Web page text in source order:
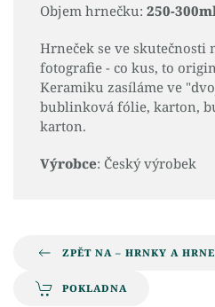
Objem hrnečku: 250-
Hrneček se ve skutečnosti
fotografie - co kus, to
Keramiku zasíláme ve
bublinková fólie, karton,
karton.
Výrobce: Český výrobek
ZPĚT NA – HRNKY A
POKLADNA